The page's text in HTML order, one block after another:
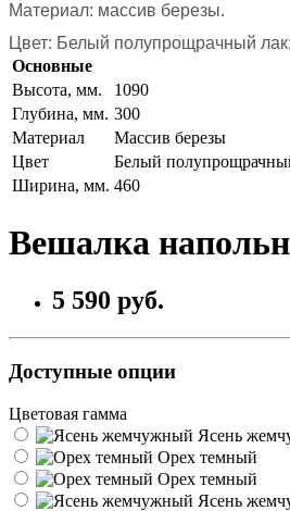
Материал: массив березы.
Цвет: Белый полупрощрачный
Основные
Высота, мм.
1090
Глубина, мм. 300
Материал
Массив березы
Цвет
Белый
Ширина, мм. 460
Вешалка
5 590 руб.
Доступные опции
Цветовая гамма
Ясень
Орех темный
Орех темный
Ясень